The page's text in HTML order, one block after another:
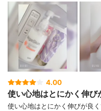
4.00
使い心地はとにかく伸び
使い心地はとにかく伸びが良